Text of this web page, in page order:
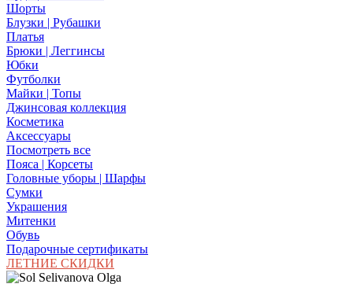
Шорты
Блузки | Рубашки
Платья
Брюки | Леггинсы
Юбки
Футболки
Майки | Топы
Джинсовая коллекция
Косметика
Аксессуары
Посмотреть все
Пояса | Корсеты
Головные уборы | Шарфы
Сумки
Украшения
Митенки
Обувь
Подарочные сертификаты
ЛЕТНИЕ СКИДКИ